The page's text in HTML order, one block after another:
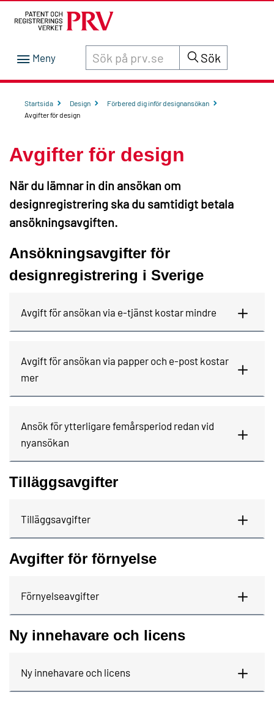
Sök innehåll på siten prv.se Sök
Startsida Design
Förbered dig inför designansökan
Avgifter för design
Avgifter för design
När du lämnar in din ansökan om
designregistrering ska du samtidigt betala
ansökningsavgiften.
Ansökningsavgifter för
designregistrering i Sverige
Avgift för ansökan via e-tjänst kostar mindre
Avgift för ansökan via papper och e-post kostar
mer
Ansök för ytterligare femårsperiod redan vid
nyansökan
Tilläggsavgifter
Tilläggsavgifter
Avgifter för förnyelse
Förnyelseavgifter
Ny innehavare och licens
Ny innehavare och licens